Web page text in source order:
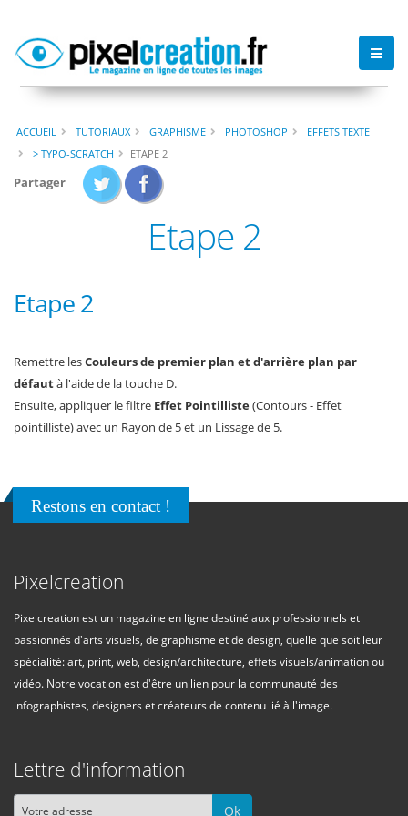
ACCUEIL TUTORIAUX GRAPHISME PHOTOSHOP
EFFETS TEXTE
> TYPO-SCRATCH
ETAPE 2
Partager
Etape 2
Etape 2
Remettre lesCouleurs de premier plan et d'arrière plan par
défautà l'aide de la touche D.
Ensuite, appliquer le filtre Effet Pointilliste(Contours - Effet
pointilliste) avec un Rayon de 5 et un Lissage de 5.
Restons en contact !
Pixelcreation
Pixelcreation est un magazine en ligne destiné aux professionnels et
passionnés d'arts visuels, de graphisme et de design, quelle que soit leur
spécialité: art, print, web, design/architecture, effets visuels/animation ou
vidéo. Notre vocation est d'être un lien pour la communauté des
infographistes, designers et créateurs de contenu lié à l'image.
Lettre d'information
Ok